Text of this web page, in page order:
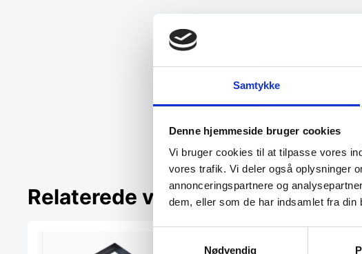
Samtykke
Denne hjemmeside bruger cookies
Vi bruger cookies til at tilpasse vores
vores trafik. Vi deler også oplysninger
annonceringspartnere og
dem, eller som de har indsamlet fra din
Nødvendig
Relaterede varer